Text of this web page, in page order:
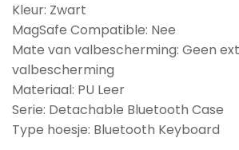
Kleur: Zwart
MagSafe Compatible: Nee
Mate van valbescherming: Geen
valbescherming
Materiaal: PU Leer
Serie: Detachable Bluetooth Case
Type hoesje: Bluetooth Keyboard